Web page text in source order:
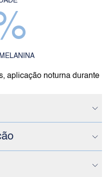
aplicação noturna durante